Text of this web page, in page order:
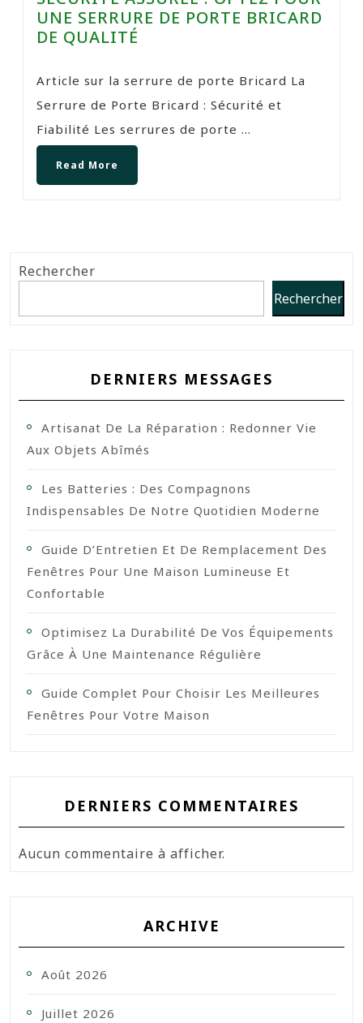
UNE SERRURE DE PORTE BRICARD
DE QUALITÉ
Article sur la serrure de porte Bricard La
Serrure de Porte Bricard : Sécurité et
Fiabilité Les serrures de porte ...
Read More
Rechercher
Rechercher
DERNIERS MESSAGES
Artisanat De La Réparation : Redonner Vie
Aux Objets Abîmés
Les Batteries : Des Compagnons
Indispensables De Notre Quotidien Moderne
Guide D’Entretien Et De Remplacement Des
Fenêtres Pour Une Maison Lumineuse Et
Confortable
Optimisez La Durabilité De Vos Équipements
Grâce À Une Maintenance Régulière
Guide Complet Pour Choisir Les Meilleures
Fenêtres Pour Votre Maison
DERNIERS COMMENTAIRES
Aucun commentaire à afficher.
ARCHIVE
Août 2026
Juillet 2026